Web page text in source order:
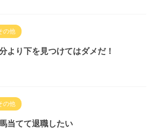
の他
より下を見つけてはダメだ！
の他
当てて退職したい